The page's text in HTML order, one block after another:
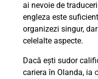
ai nevoie de
engleza este
organizezi singur,
celelalte aspecte.
Dacă ești sudor
cariera în Olanda, ia